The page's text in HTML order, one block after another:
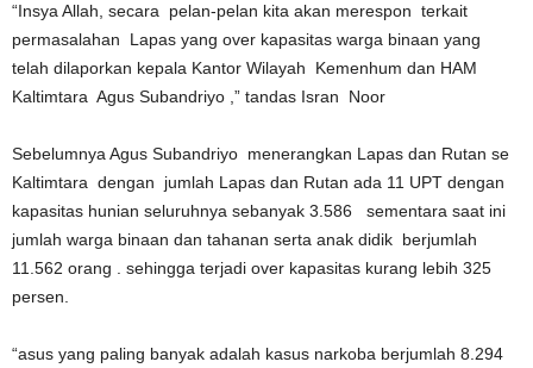
“Insya Allah, secara pelan-pelan kita akan merespon terkait
permasalahan Lapas yang over kapasitas warga binaan yang
telah dilaporkan kepala Kantor Wilayah Kemenhum dan HAM
Kaltimtara Agus Subandriyo ,” tandas Isran Noor
Sebelumnya Agus Subandriyo menerangkan Lapas dan Rutan se
Kaltimtara dengan jumlah Lapas dan Rutan ada 11 UPT dengan
kapasitas hunian seluruhnya sebanyak 3.586 sementara saat ini
jumlah warga binaan dan tahanan serta anak didik berjumlah
11.562 orang . sehingga terjadi over kapasitas kurang lebih 325
persen.
“asus yang paling banyak adalah kasus narkoba berjumlah 8.294